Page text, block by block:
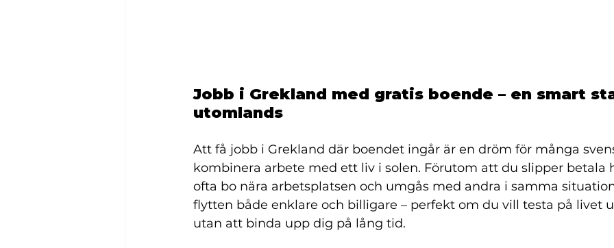
Jobb i Grekland med gratis boende – en smart
utomlands
Att få jobb i Grekland där boendet ingår är en dröm för många
kombinera arbete med ett liv i solen. Förutom att du slipper betala
ofta bo nära arbetsplatsen och umgås med andra i samma
flytten både enklare och billigare – perfekt om du vill testa på livet
utan att binda upp dig på lång tid.